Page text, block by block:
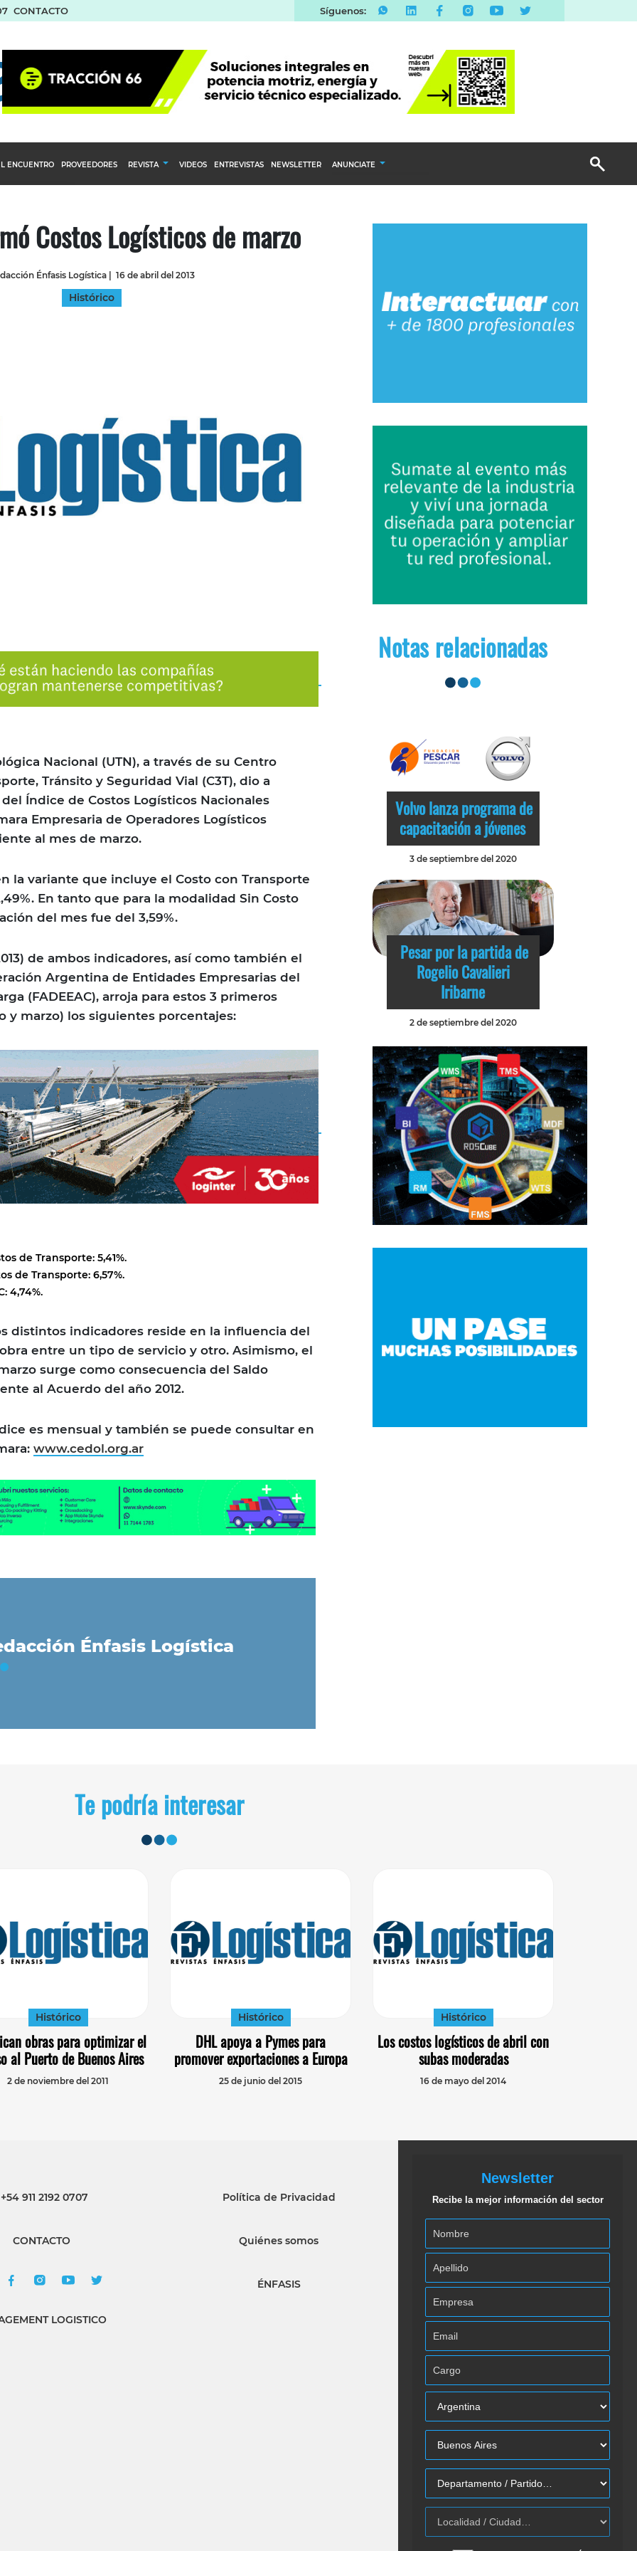
CONTACTO Síguenos:
ENCUENTRO PROVEEDORES REVISTA VIDEOS ENTREVISTAS NEWSLETTER ANUNCIATE
Email Marketing
Costos Logísticos de marzo
Énfasis Logística 16 de abril del 2013
Histórico
Nacional (UTN), a través de su Centro
Tránsito y Seguridad Vial (C3T), dio a
Índice de Costos Logísticos Nacionales
Empresaria de Operadores Logísticos
al mes de marzo.
la variante que incluye el Costo con Transporte
En tanto que para la modalidad Sin Costo
del mes fue del 3,59%.
de ambos indicadores, así como también el
Argentina de Entidades Empresarias del
(FADEEAC), arroja para estos 3 primeros
y marzo) los siguientes porcentajes:
de Transporte: 5,41%.
de Transporte: 6,57%.
4,74%.
distintos indicadores reside en la influencia del
entre un tipo de servicio y otro. Asimismo, el
surge como consecuencia del Saldo
al Acuerdo del año 2012.
es mensual y también se puede consultar en
www.cedol.org.ar
Énfasis Logística
Notas relacionadas
Volvo lanza programa de
capacitación a jóvenes
3 de septiembre del 2020
Pesar por la partida de
Rogelio Cavalieri
Iribarne
2 de septiembre del 2020
Te podría interesar
Histórico
obras para optimizar el
al Puerto de Buenos Aires
2 de noviembre del 2011
Histórico
DHL apoya a Pymes para
promover exportaciones a Europa
25 de junio del 2015
Histórico
Los costos logísticos de abril con
subas moderadas
16 de mayo del 2014
911 2192 0707
CONTACTO
LOGISTICO
Política de Privacidad
Quiénes somos
ÉNFASIS
Newsletter
Recibe la mejor información del sector